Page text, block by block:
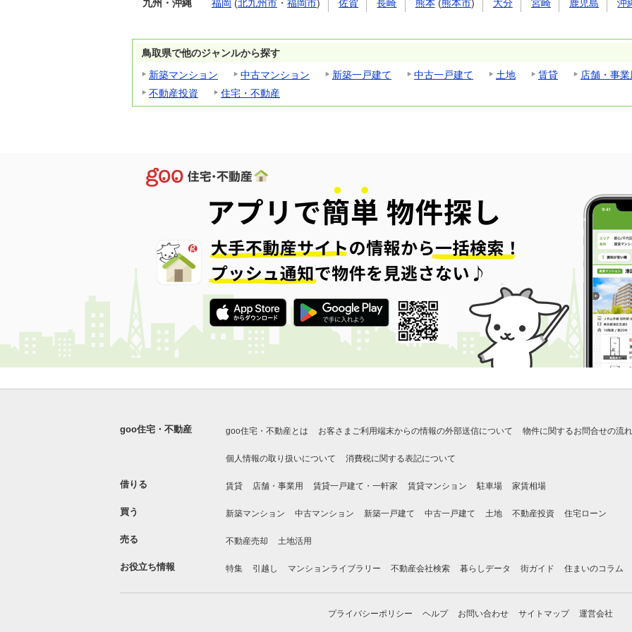
九州・沖縄 福岡 (北九州市 ・ 福岡市) 佐賀 長崎 熊本 (熊本市) 大分 宮崎 鹿児島 沖
鳥取県で他のジャンルから探す
新築マンション
中古マンション 新築一戸建て 中古一戸建て 土地 賃貸
店舗・事業
不動産投資
住宅・不動産
goo住宅・不動産 goo住宅・不動産とは お客さまご利用端末からの情報の外部送信について 物件に関するお問合せの流れ
個人情報の取り扱いについて 消費税に関する表記について
借りる 賃貸 店舗・事業用 賃貸一戸建て・一軒家 賃貸マンション 駐車場 家賃相場
買う 新築マンション 中古マンション 新築一戸建て 中古一戸建て 土地 不動産投資 住宅ローン
売る 不動産売却 土地活用
お役立ち情報 特集 引越し マンションライブラリー 不動産会社検索 暮らしデータ 街ガイド 住まいのコラム
プライバシーポリシー ヘルプ お問い合わせ サイトマップ 運営会社